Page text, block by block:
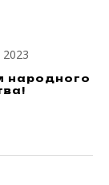
народного